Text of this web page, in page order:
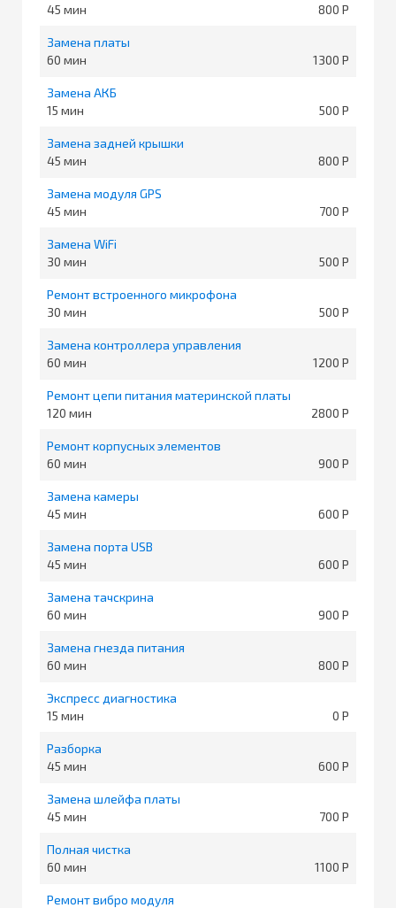
45
800
Замена платы
60
1300
Замена АКБ
15
500
Замена задней крышки
45
800
Замена модуля GPS
45
700
Замена WiFi
30
500
Ремонт встроенного микрофона
30
500
Замена контроллера управления
60
1200
Ремонт цепи питания материнской платы
120
2800
Ремонт корпусных элементов
60
900
Замена камеры
45
600
Замена порта USB
45
600
Замена тачскрина
60
900
Замена гнезда питания
60
800
Экспресс диагностика
15
0
Разборка
45
600
Замена шлейфа платы
45
700
Полная чистка
60
1100
Ремонт вибро модуля